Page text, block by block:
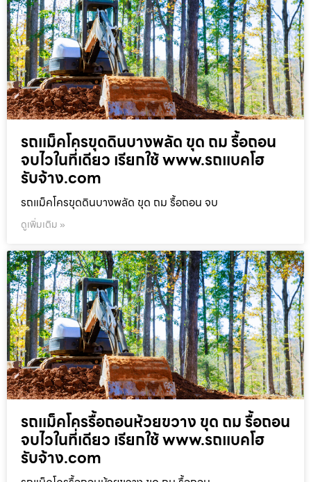
รถแม็คโครขุดดินบางพลัด ขุด ถม รื้อถอน
จบไวในที่เดียว เรียกใช้ www.รถแบคโฮ
รับจ้าง.com
รถแม็คโครขุดดินบางพลัด ขุด ถม รื้อถอน จบ
ดูเพิ่มเติม »
รถแม็คโครรื้อถอนห้วยขวาง ขุด ถม รื้อถอน
จบไวในที่เดียว เรียกใช้ www.รถแบคโฮ
รับจ้าง.com